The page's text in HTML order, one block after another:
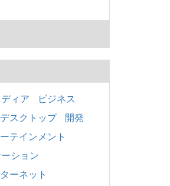
ィア
ビジネス
デスクトップ
開発
テインメント
ション
ーネット